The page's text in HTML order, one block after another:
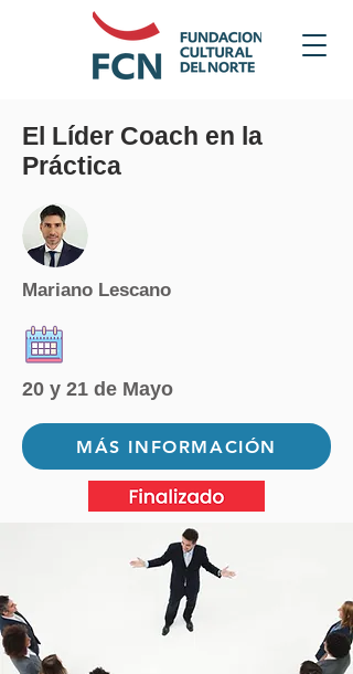
El Líder Coach en la
Práctica
Mariano Lescano
20 y 21 de Mayo
MÁS INFORMACIÓN